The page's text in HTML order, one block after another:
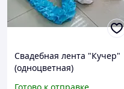
Свадебная лента "Кучер"
(одноцветная)